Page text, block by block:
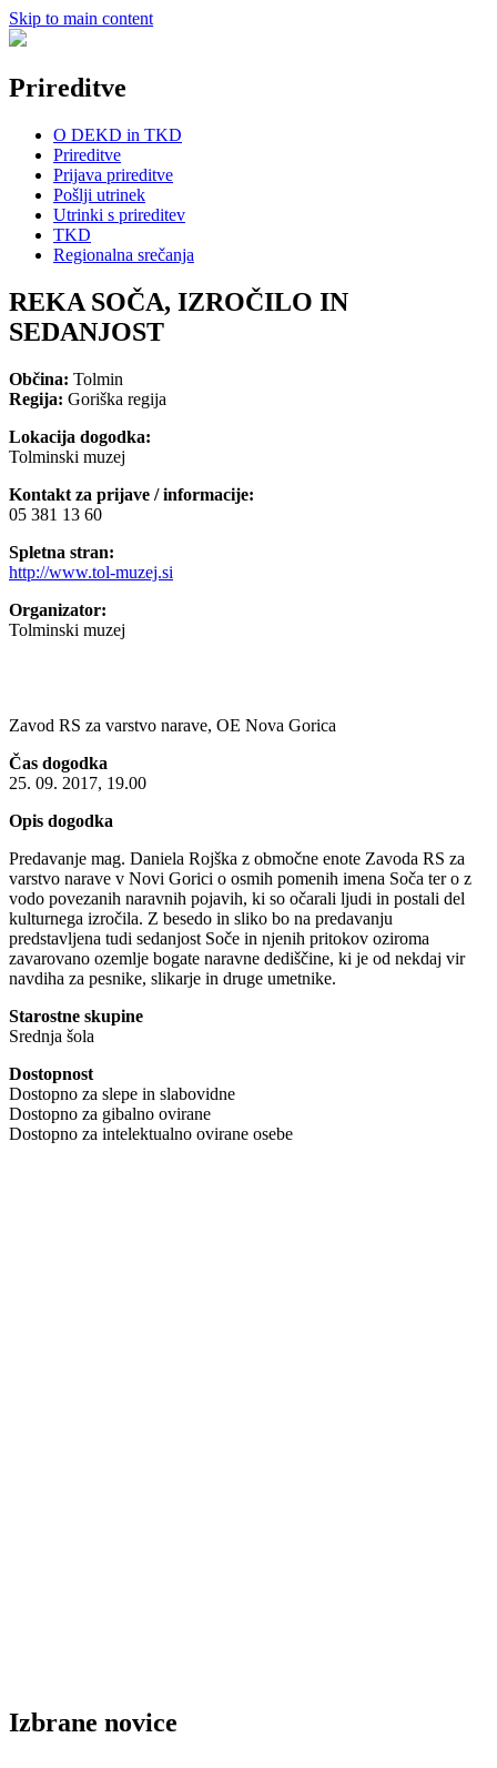
Skip to main content
Prireditve
O DEKD in TKD
Prireditve
Prijava prireditve
Pošlji utrinek
Utrinki s prireditev
TKD
Regionalna srečanja
REKA SOČA, IZROČILO IN
SEDANJOST
Občina: Tolmin
Regija: Goriška regija
Lokacija dogodka:
Tolminski muzej
Kontakt za prijave / informacije:
05 381 13 60
Spletna stran:
http://www.tol-muzej.si
Organizator:
Tolminski muzej
Zavod RS za varstvo narave, OE Nova Gorica
Čas dogodka
25. 09. 2017, 19.00
Opis dogodka
Predavanje mag. Daniela Rojška z območne enote Zavoda RS za
varstvo narave v Novi Gorici o osmih pomenih imena Soča ter o z
vodo povezanih naravnih pojavih, ki so očarali ljudi in postali del
kulturnega izročila. Z besedo in sliko bo na predavanju
predstavljena tudi sedanjost Soče in njenih pritokov oziroma
zavarovano ozemlje bogate naravne dediščine, ki je od nekdaj vir
navdiha za pesnike, slikarje in druge umetnike.
Starostne skupine
Srednja šola
Dostopnost
Dostopno za slepe in slabovidne
Dostopno za gibalno ovirane
Dostopno za intelektualno ovirane osebe
Izbrane novice